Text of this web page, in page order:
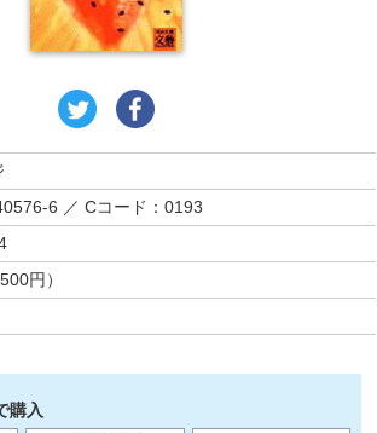
6 ／ Cコード：0193
円）
購入